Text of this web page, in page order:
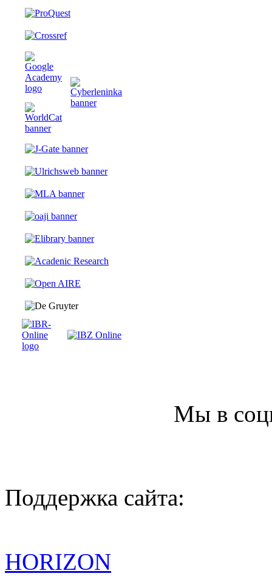
Мы в
Поддержка сайта:
HORIZON